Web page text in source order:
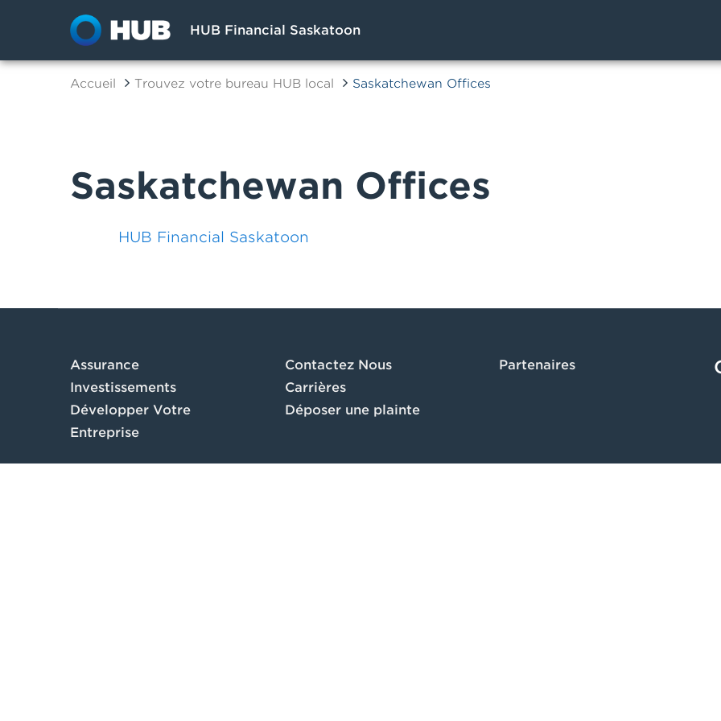
HUB Financial Saskatoon
Accueil Trouvez votre bureau HUB local Saskatchewan Offices
Saskatchewan Offices
HUB Financial Saskatoon
Assurance
Investissements
Développer Votre
Entreprise
Contactez Nous
Carrières
Déposer une plainte
Partenaires